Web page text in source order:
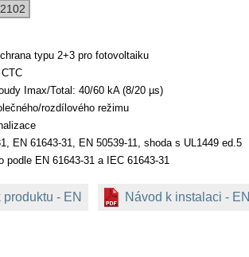
typu 2+3 pro fotovoltaiku
Imax/Total: 40/60 kA (8/20 µs)
rozdílového režimu
EN 61643-31, EN 50539-11, shoda s UL1449 ed.5
podle EN 61643-31 a IEC 61643-31
produktu - EN Návod k instalaci - EN